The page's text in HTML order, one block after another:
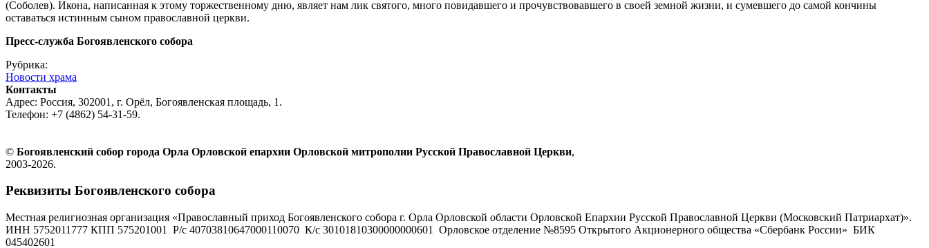
(Соболев). Икона, написанная к этому торжественному дню, являет нам лик святого, много повидавшего и прочувствовавшего в своей земной жизни, и сумевшего до самой кончины
оставаться истинным сыном православной церкви.
Пресс-служба Богоявленского собора
Рубрика:
Новости храма
Контакты
Адрес: Россия, 302001, г. Орёл, Богоявленская площадь, 1.
Телефон: +7 (4862) 54-31-59.
© Богоявленский собор города Орла Орловской епархии Орловской митрополии Русской Православной Церкви,
2003-2026.
Реквизиты Богоявленского собора
Местная религиозная организация «Православный приход Богоявленского собора г. Орла Орловской области Орловской Епархии Русской Православной Церкви (Московский Патриархат)».
ИНН 5752011777 КПП 575201001 Р/с 40703810647000110070 К/с 30101810300000000601 Орловское отделение №8595 Открытого Акционерного общества «Сбербанк России» БИК
045402601